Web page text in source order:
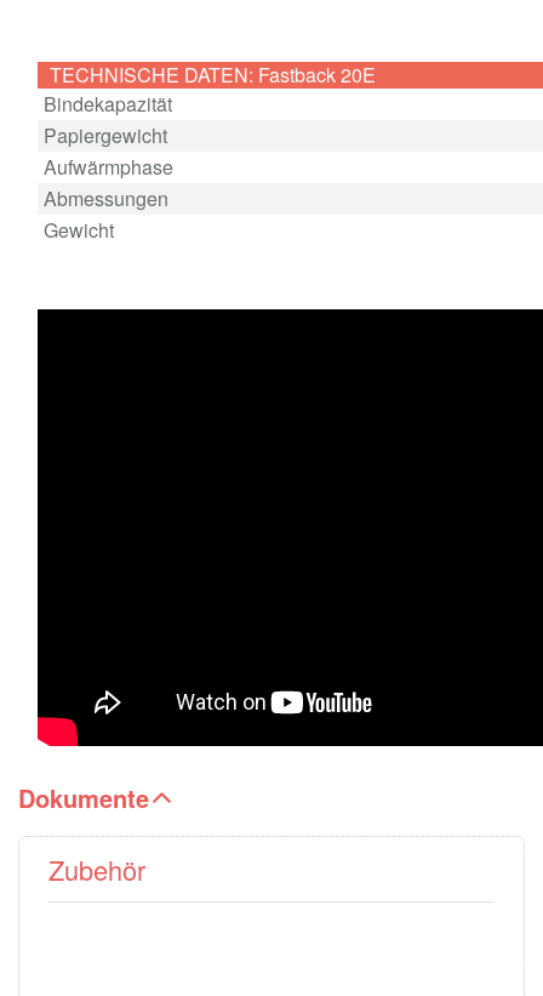
TECHNISCHE DATEN: Fastback 20E
Bindekapazität
Papiergewicht
Aufwärmphase
Abmessungen
Gewicht
Dokumente
Zubehör